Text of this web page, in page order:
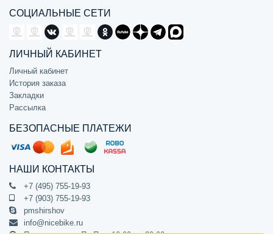
СОЦИАЛЬНЫЕ СЕТИ
ЛИЧНЫЙ КАБИНЕТ
Личный кабинет
История заказа
Закладки
Рассылка
БЕЗОПАСНЫЕ ПЛАТЕЖИ
НАШИ КОНТАКТЫ
+7 (495) 755-19-93
+7 (903) 755-19-93
pmshirshov
info@nicebike.ru